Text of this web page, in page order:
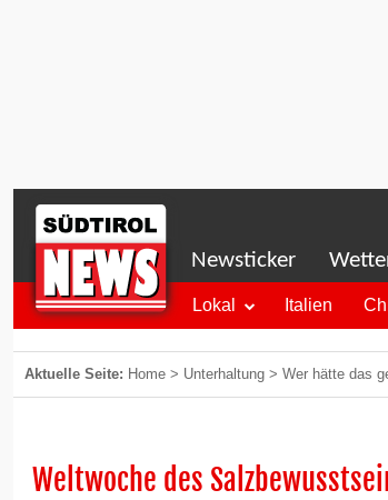
Newsticker
Lokal Italien
Aktuelle Seite: Home > Unterhaltung > Wer hätte das
Weltwoche des